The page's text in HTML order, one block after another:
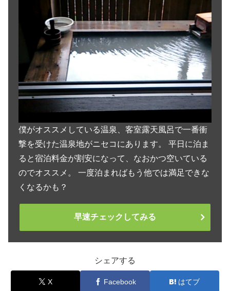
僕がオススメしている温泉、客室露天風呂で一番衝
撃を受けた温泉地がニセコにあります。 平日に泊ま
ると宿泊料金が割安になって、なおかつ空いている
のでオススメ。 一度泊まればもう他では満足できな
くなるかも？
早速チェックしてみる
シェアする
X Facebook はてブ